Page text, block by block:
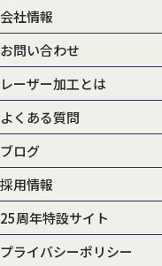
会社情報
お問い合わせ
レーザー加工とは
よくある質問
ブログ
採用情報
25周年特設サイト
プライバシーポリシー